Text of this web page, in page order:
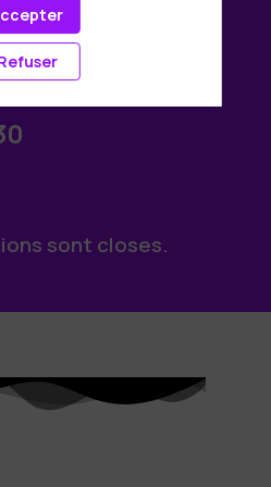
2025
sont closes.